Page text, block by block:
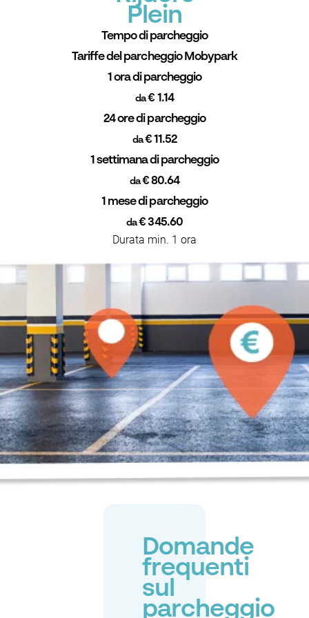
Plein
Tempo di parcheggio
Tariffe del parcheggio Mobypark
1 ora di parcheggio
da€ 1.14
24 ore di parcheggio
da€ 11.52
1 settimana di parcheggio
da€ 80.64
1 mese di parcheggio
da€ 345.60
Durata min. 1 ora
Domande
frequenti
sul
parcheggio